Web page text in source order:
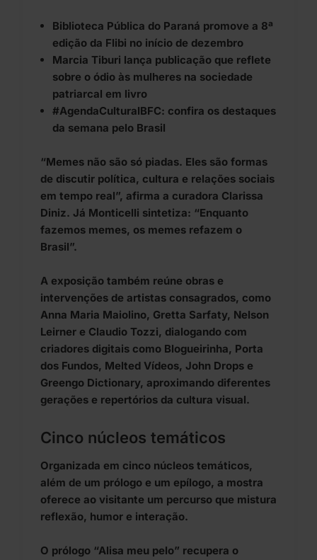
Biblioteca Pública do Paraná promove a 8ª
edição da Flibi no início de dezembro
Marcia Tiburi lança publicação que reflete
sobre o ódio às mulheres na sociedade
patriarcal em livro
#AgendaCulturalBFC: confira os destaques
da semana pelo Brasil
“Memes não são só piadas. Eles são formas
de discutir política, cultura e relações sociais
em tempo real”, afirma a curadora Clarissa
Diniz. Já Monticelli sintetiza: “Enquanto
fazemos memes, os memes refazem o
Brasil”.
A exposição também reúne obras e
intervenções de artistas consagrados, como
Anna Maria Maiolino, Gretta Sarfaty, Nelson
Leirner e Claudio Tozzi, dialogando com
criadores digitais como Blogueirinha, Porta
dos Fundos, Melted Vídeos, John Drops e
Greengo Dictionary, aproximando diferentes
gerações e repertórios da cultura visual.
Cinco núcleos temáticos
Organizada em cinco núcleos temáticos,
além de um prólogo e um epílogo, a mostra
oferece ao visitante um percurso que mistura
reflexão, humor e interação.
O prólogo “Alisa meu pelo” recupera o